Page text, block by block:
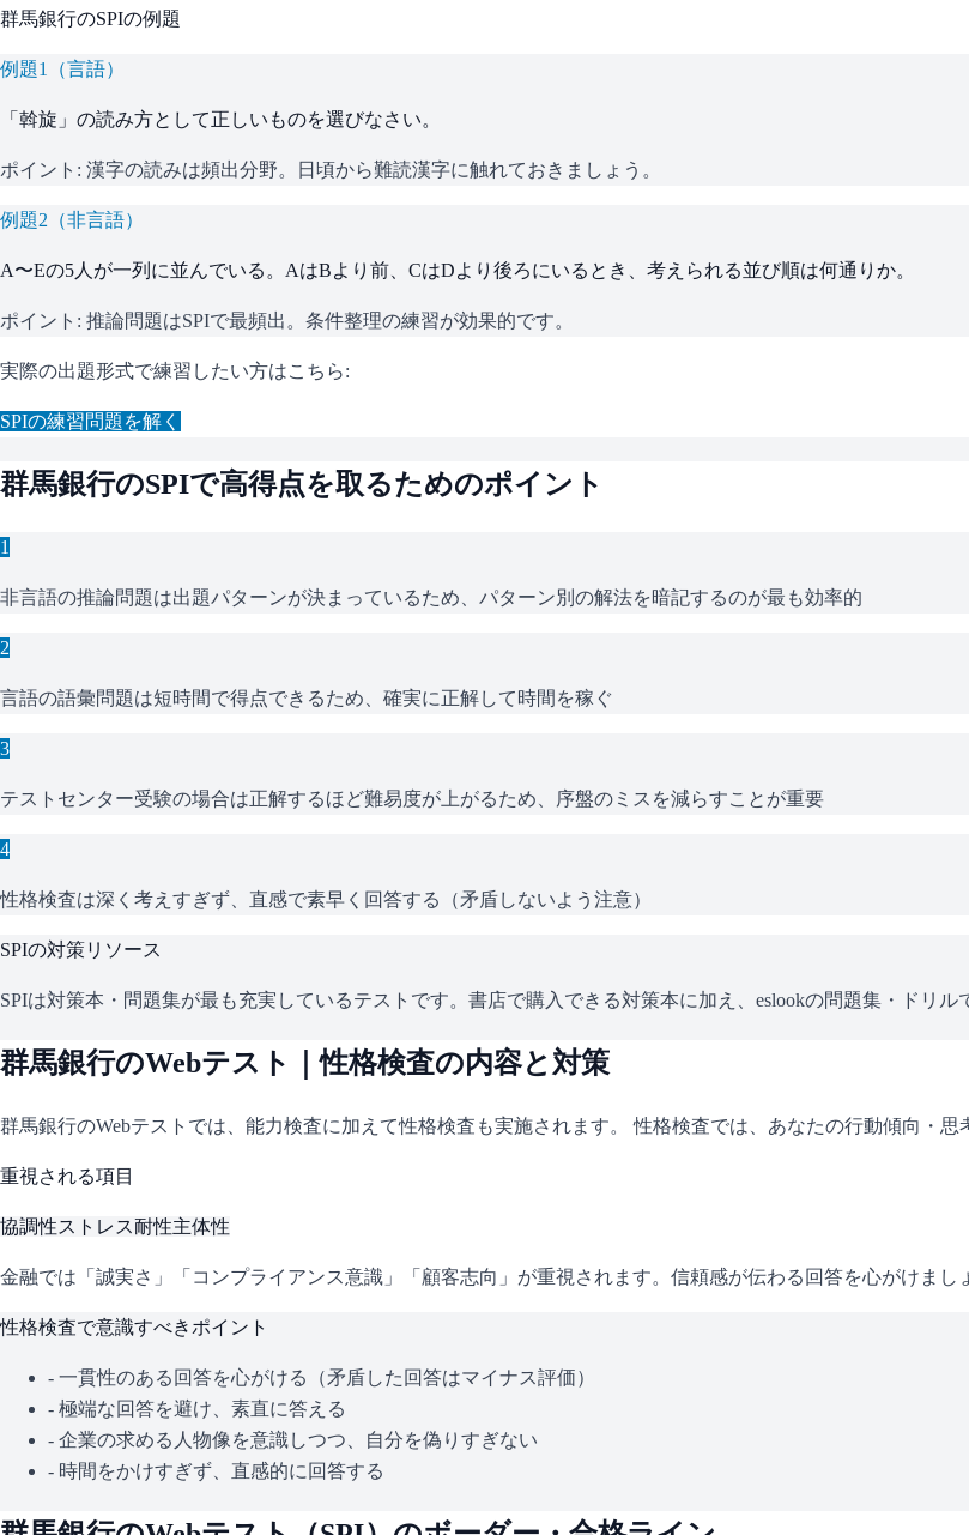
群馬銀行のSPIの例題
例題1 （言語）
「斡旋」の読み方として正しいものを選びなさい。
ポイント: 漢字の読みは頻出分野。日頃から難読漢字に触れておきましょう。
例題2 （非言語）
A〜Eの5人が一列に並んでいる。AはBより前、CはDより後ろにいるとき、考えられる並び順は何通りか。
ポイント: 推論問題はSPIで最頻出。条件整理の練習が効果的です。
実際の出題形式で練習したい方はこちら:
SPIの練習問題を解く
群馬銀行のSPIで高得点を取るためのポイント
1
非言語の推論問題は出題パターンが決まっているため、パターン別の解法を暗記するのが最も効率的
2
言語の語彙問題は短時間で得点できるため、確実に正解して時間を稼ぐ
3
テストセンター受験の場合は正解するほど難易度が上がるため、序盤のミスを減らすことが重要
4
性格検査は深く考えすぎず、直感で素早く回答する（矛盾しないよう注意）
SPIの対策リソース
SPIは対策本・問題集が最も充実しているテストです。書店で購入できる対策本に加え、eslookの問題集・ドリル
群馬銀行のWebテスト｜性格検査の内容と対策
群馬銀行のWebテストでは、能力検査に加えて性格検査も実施されます。 性格検査では、あなたの行動傾向・思
重視される項目
協調性ストレス耐性主体性
金融では「誠実さ」「コンプライアンス意識」「顧客志向」が重視されます。信頼感が伝わる回答を心がけまし
性格検査で意識すべきポイント
- 一貫性のある回答を心がける（矛盾した回答はマイナス評価）
- 極端な回答を避け、素直に答える
- 企業の求める人物像を意識しつつ、自分を偽りすぎない
- 時間をかけすぎず、直感的に回答する